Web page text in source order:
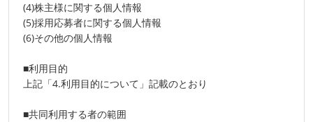
(4)株主様に関する個人情報
(5)採用応募者に関する個人情報
(6)その他の個人情報
■利用目的
上記「4.利用目的について」記載のとおり
■共同利用する者の範囲